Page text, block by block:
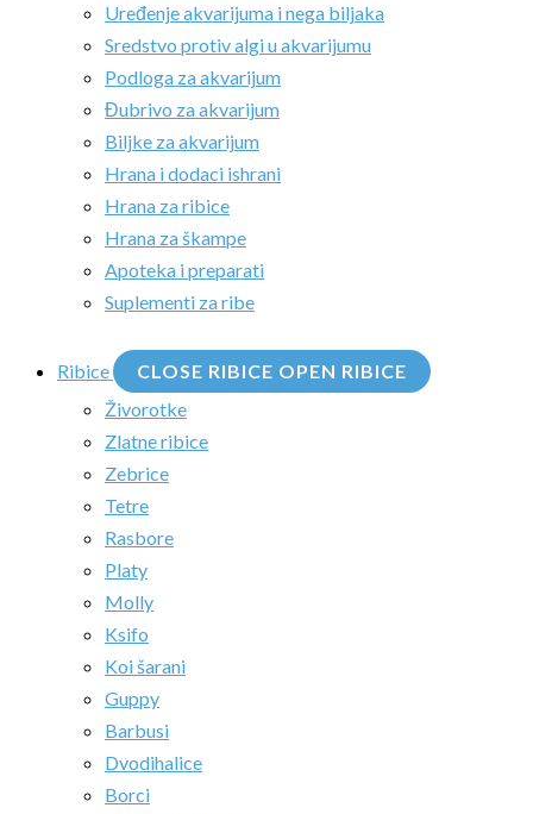
Uređenje akvarijuma i nega biljaka
Sredstvo protiv algi u akvarijumu
Podloga za akvarijum
Đubrivo za akvarijum
Biljke za akvarijum
Hrana i dodaci ishrani
Hrana za ribice
Hrana za škampe
Apoteka i preparati
Suplementi za ribe
Ribice CLOSE RIBICE OPEN RIBICE
Živorotke
Zlatne ribice
Zebrice
Tetre
Rasbore
Platy
Molly
Ksifo
Koi šarani
Guppy
Barbusi
Dvodihalice
Borci